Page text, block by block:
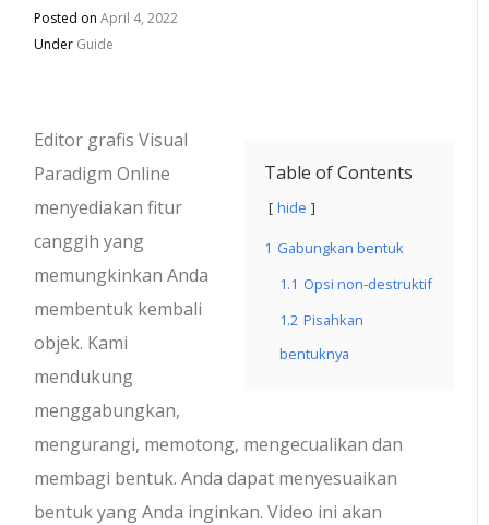
Posted onApril 4, 2022
Under Guide
Table of Contents
hide
1 Gabungkan bentuk
1.1 Opsi non-destruktif
1.2 Pisahkan
bentuknya
Editor grafis Visual
Paradigm Online
menyediakan fitur
canggih yang
memungkinkan Anda
membentuk kembali
objek. Kami
mendukung
menggabungkan,
mengurangi, memotong, mengecualikan dan
membagi bentuk. Anda dapat menyesuaikan
bentuk yang Anda inginkan. Video ini akan